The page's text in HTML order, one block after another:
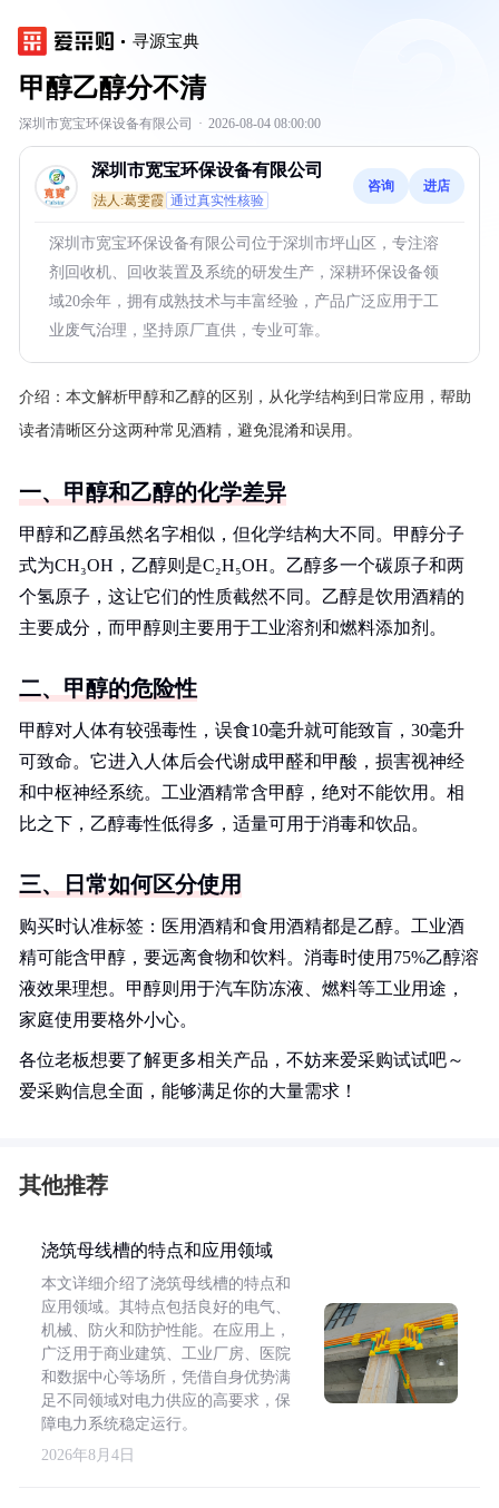
寻源宝典
甲醇乙醇分不清
深圳市宽宝环保设备有限公司 · 2026-08-04 08:00:00
深圳市宽宝环保设备有限公司
法人:葛雯霞 通过真实性核验
咨询 进店
深圳市宽宝环保设备有限公司位于深圳市坪山区，专注溶
剂回收机、回收装置及系统的研发生产，深耕环保设备领
域20余年，拥有成熟技术与丰富经验，产品广泛应用于工
业废气治理，坚持原厂直供，专业可靠。
介绍： 本文解析甲醇和乙醇的区别，从化学结构到日常应用，帮助
读者清晰区分这两种常见酒精，避免混淆和误用。
一、甲醇和乙醇的化学差异
甲醇和乙醇虽然名字相似，但化学结构大不同。甲醇分子
式为CH₃OH，乙醇则是C₂H₅OH。乙醇多一个碳原子和两
个氢原子，这让它们的性质截然不同。乙醇是饮用酒精的
主要成分，而甲醇则主要用于工业溶剂和燃料添加剂。
二、甲醇的危险性
甲醇对人体有较强毒性，误食10毫升就可能致盲，30毫升
可致命。它进入人体后会代谢成甲醛和甲酸，损害视神经
和中枢神经系统。工业酒精常含甲醇，绝对不能饮用。相
比之下，乙醇毒性低得多，适量可用于消毒和饮品。
三、日常如何区分使用
购买时认准标签：医用酒精和食用酒精都是乙醇。工业酒
精可能含甲醇，要远离食物和饮料。消毒时使用75%乙醇溶
液效果理想。甲醇则用于汽车防冻液、燃料等工业用途，
家庭使用要格外小心。
各位老板想要了解更多相关产品，不妨来爱采购试试吧～
爱采购信息全面，能够满足你的大量需求！
其他推荐
浇筑母线槽的特点和应用领域
本文详细介绍了浇筑母线槽的特点和
应用领域。其特点包括良好的电气、
机械、防火和防护性能。在应用上，
广泛用于商业建筑、工业厂房、医院
和数据中心等场所，凭借自身优势满
足不同领域对电力供应的高要求，保
障电力系统稳定运行。
2026年8月4日